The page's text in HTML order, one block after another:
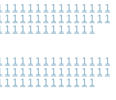
1 1 1 1 1 1 1 1 1 1 1 1 1 1
1 1 1 1 1 1 1 1 1 1 1 1 1 1
1 1 1 1 1 1 1 1 1 1 1 1
1 1 1 1 1 1 1 1 1 1 1 1 1 1
1 1 1 1 1 1 1 1 1 1 1 1 1 1
1 1 1 1 1 1 1 1 1 1 1 1